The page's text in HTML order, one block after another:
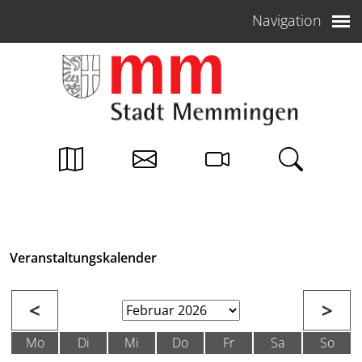
Navigation
Veranstaltungskalender
< >
Mo Di Mi Do Fr Sa
So